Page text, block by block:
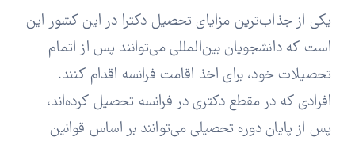
یکی از جذاب‌ترین مزایای تحصیل دکترا در این کشور این
است که دانشجویان بین‌المللی می‌توانند پس از اتمام
تحصیلات خود، برای اخذ اقامت فرانسه اقدام کنند.
افرادی که در مقطع دکتری در فرانسه تحصیل کرده‌اند،
پس از پایان دوره تحصیلی می‌توانند بر اساس قوانین